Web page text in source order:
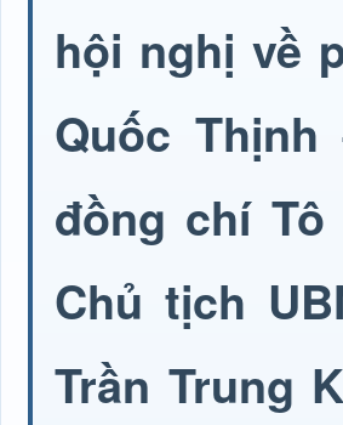
hội nghị về
Quốc
đồng chí
Chủ tịch
Trần Trung